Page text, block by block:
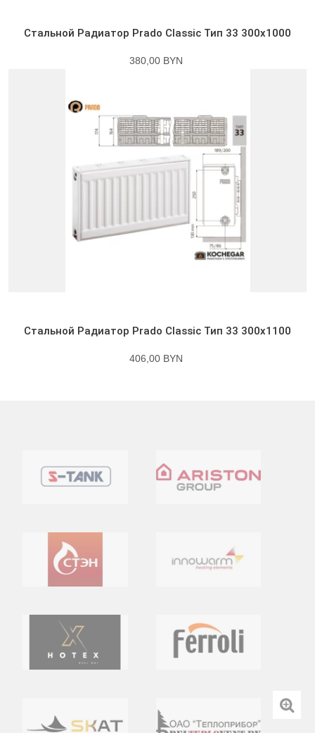
Стальной Радиатор Prado Classic Тип 33 300x1000
380,00 BYN
Стальной Радиатор Prado Classic Тип 33 300x1100
406,00 BYN